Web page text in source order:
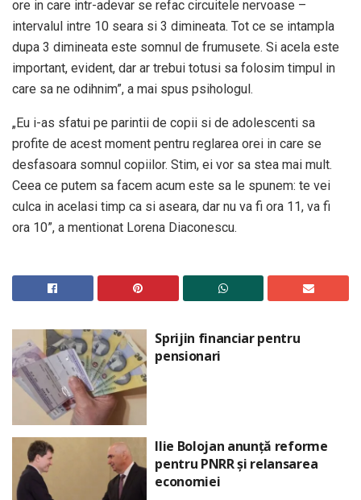
ore in care intr-adevar se refac circuitele nervoase –
intervalul intre 10 seara si 3 dimineata. Tot ce se intampla
dupa 3 dimineata este somnul de frumusete. Si acela este
important, evident, dar ar trebui totusi sa folosim timpul in
care sa ne odihnim”, a mai spus psihologul.
„Eu i-as sfatui pe parintii de copii si de adolescenti sa
profite de acest moment pentru reglarea orei in care se
desfasoara somnul copiilor. Stim, ei vor sa stea mai mult.
Ceea ce putem sa facem acum este sa le spunem: te vei
culca in acelasi timp ca si aseara, dar nu va fi ora 11, va fi
ora 10”, a mentionat Lorena Diaconescu.
Sprijin financiar pentru
pensionari
Ilie Bolojan anunță reforme
pentru PNRR și relansarea
economiei